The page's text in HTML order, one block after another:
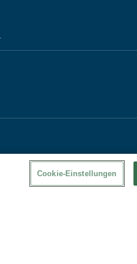
Cookie-Einstellungen